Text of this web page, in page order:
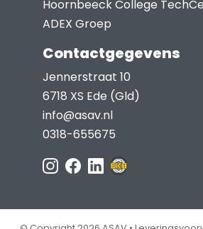
Hoornbeeck College
ADEX Groep
Contactgegevens
Jennerstraat 10
6718 XS Ede (Gld)
info@asav.nl
0318-655675